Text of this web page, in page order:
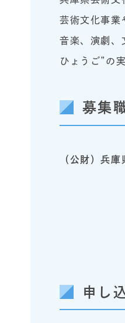
芸術文化事業
音楽、演劇、
ひょうご”の
募集
（公財）兵
申し